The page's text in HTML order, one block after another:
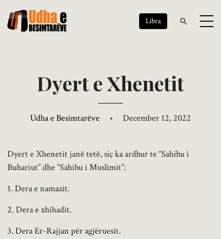
Libra
DyerteXhenetit
Udha e Besimtarëve • December 12, 2022
Dyert e Xhenetit janë tetë, siç ka ardhur te “Sahihu i
Buhariut” dhe “Sahihu i Muslimit”:
1. Dera e namazit.
2. Dera e xhihadit.
3. Dera Er-Rajjan për agjëruesit.